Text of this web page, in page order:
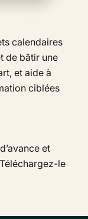
calendaires
de bâtir une
et aide à
ciblées
et
le